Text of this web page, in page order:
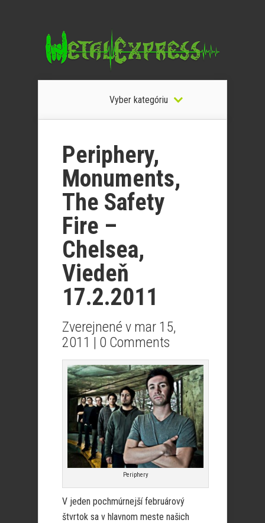
Vyber kategóriu
Periphery,
Monuments,
The Safety
Fire –
Chelsea,
Viedeň
17.2.2011
Zverejnené v mar 15,
2011 | 0 Comments
Periphery
V jeden pochmúrnejší februárový
štvrtok sa v hlavnom meste našich